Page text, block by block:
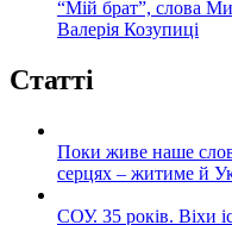
“Мій брат”, слова
Валерія Козупиці
Статті
Поки живе наше
серцях – житиме й
СОУ. 35 років. Віхи